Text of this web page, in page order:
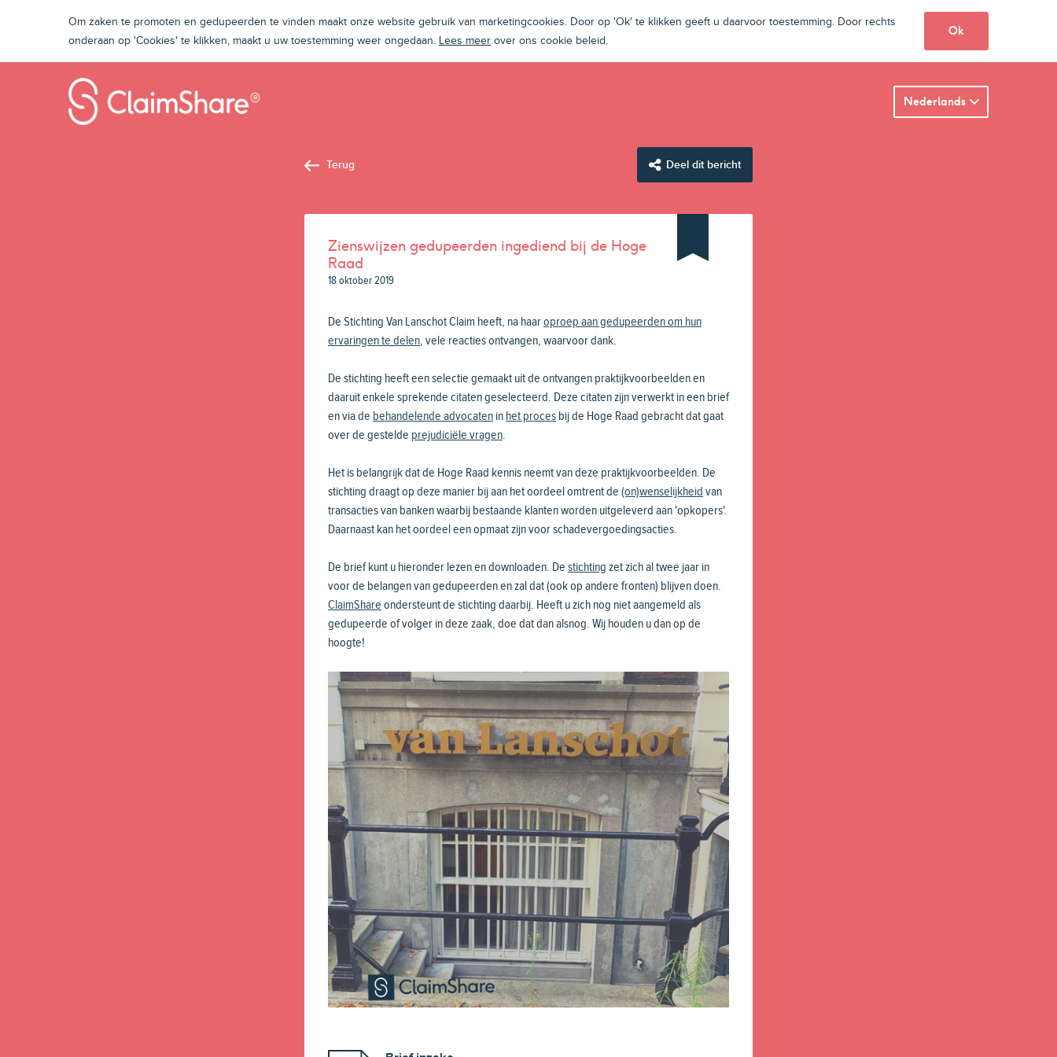
Om zaken te promoten en gedupeerden te vinden maakt onze website gebruik van marketingcookies. Door op 'Ok' te klikken geeft u daarvoor toestemming. Door rechts
onderaan op 'Cookies' te klikken, maakt u uw toestemming weer ongedaan. Lees meer over ons cookie beleid.
Ok
Nederlands
Terug Deel dit bericht
Zienswijzen gedupeerden ingediend bij de Hoge
Raad
18 oktober 2019
De Stichting Van Lanschot Claim heeft, na haaroproep aan gedupeerden om hun
ervaringen te delen, vele reacties ontvangen, waarvoor dank.
De stichting heeft een selectie gemaakt uit de ontvangen praktijkvoorbeelden en
daaruit enkele sprekende citaten geselecteerd. Deze citaten zijn verwerkt in een brief
en via de behandelende advocaten in het proces bij de Hoge Raad gebracht dat gaat
over de gestelde prejudiciële vragen.
Het is belangrijk dat de Hoge Raad kennis neemt van deze praktijkvoorbeelden. De
stichting draagt op deze manier bij aan het oordeel omtrent de (on)wenselijkheid van
transacties van banken waarbij bestaande klanten worden uitgeleverd aan 'opkopers'.
Daarnaast kan het oordeel een opmaat zijn voor schadevergoedingsacties.
De brief kunt u hieronder lezen en downloaden. De stichting zet zich al twee jaar in
voor de belangen van gedupeerden en zal dat (ook op andere fronten) blijven doen.
ClaimShare ondersteunt de stichting daarbij. Heeft u zich nog niet aangemeld als
gedupeerde of volger in deze zaak, doe dat dan alsnog. Wij houden u dan op de
hoogte!